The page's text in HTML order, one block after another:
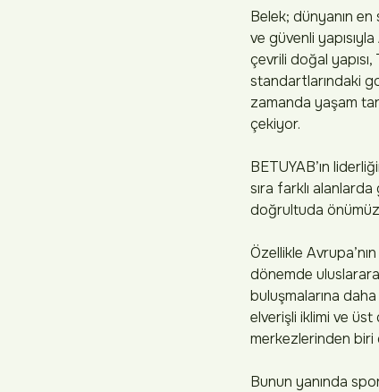
Belek; dünyanın
ve güvenli
çevrili doğal yapısı,
standartlarındaki
zamanda yaşam
çekiyor.
BETUYAB’ın
sıra farklı
doğrultuda
Özellikle
dönemde
buluşmalarına
elverişli iklimi ve
merkezlerinden biri
Bunun yanında